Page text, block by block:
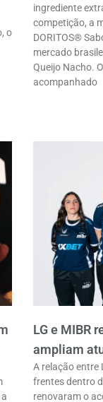
o
ingrediente
competição, a
DORITOS®
mercado
Queijo Nacho.
acompanhado
LG e MIBR
ampliam
A relação entre
frentes dentro
renovaram o